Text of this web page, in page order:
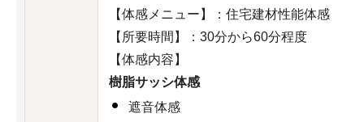
【体感メニュー】：住宅建材性能体感
【所要時間】：30分から60分程度
【体感内容】
樹脂サッシ体感
遮音体感